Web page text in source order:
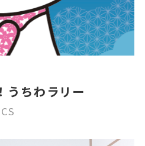
うちわラリー